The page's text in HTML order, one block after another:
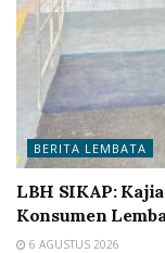
BERITA LEMBATA
LBH SIKAP:
Konsumen
6 AGUSTUS 2026